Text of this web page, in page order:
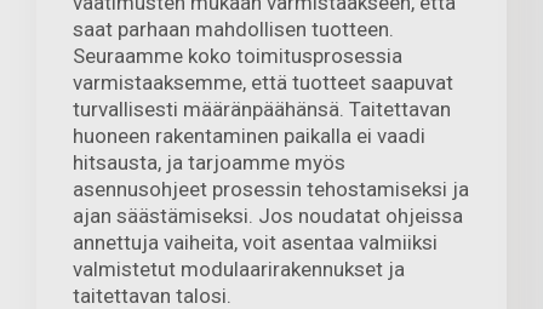
saat parhaan mahdollisen tuotteen.
Seuraamme koko toimitusprosessia
varmistaaksemme, että tuotteet saapuvat
turvallisesti määränpäähänsä. Taitettavan
huoneen rakentaminen paikalla ei vaadi
hitsausta, ja tarjoamme myös
asennusohjeet prosessin tehostamiseksi ja
ajan säästämiseksi. Jos noudatat ohjeissa
annettuja vaiheita, voit asentaa valmiiksi
valmistetut modulaarirakennukset ja
taitettavan talosi.